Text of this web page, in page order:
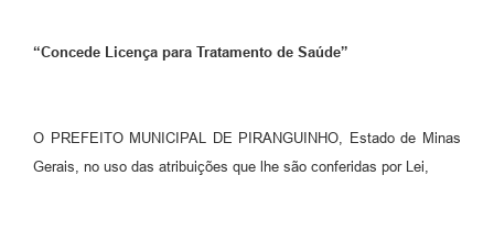
“Concede Licença para Tratamento de Saúde”
O PREFEITO MUNICIPAL DE PIRANGUINHO, Estado de Minas
Gerais, no uso das atribuições que lhe são conferidas por Lei,